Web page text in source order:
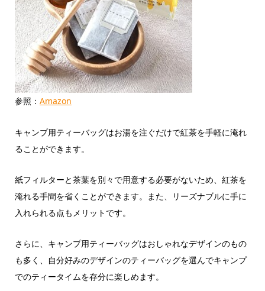
参照： Amazon
キャンプ用ティーバッグはお湯を注ぐだけで紅茶を手軽に淹れ
ることができます。
紙フィルターと茶葉を別々で用意する必要がないため、紅茶を
淹れる手間を省くことができます。また、リーズナブルに手に
入れられる点もメリットです。
さらに、キャンプ用ティーバッグはおしゃれなデザインのもの
も多く、自分好みのデザインのティーバッグを選んでキャンプ
でのティータイムを存分に楽しめます。